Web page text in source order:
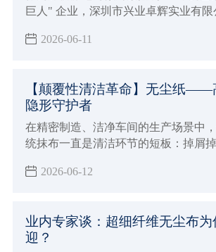
巨人" 企业，深圳市兴业卓辉实业有限
大品牌矩阵，打造了从无硅材料研发到
2026-06-11
【颠覆性清洁革命】无尘纸——
隐形守护者
在精密制造、洁净车间的生产场景中
统抹布一直是清洁环节的短板：掉屑
产品良率。兴业卓辉施克林无尘纸作为
业洁净生产的核心配套产品。
2026-06-12
业内专家谈：超细纤维无尘布为
迎？